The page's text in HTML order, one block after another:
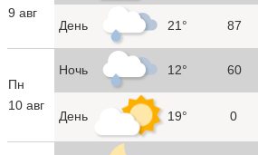
9 авг
День 21° 87
Пн
10 авг
Ночь 12° 60
День 19° 0